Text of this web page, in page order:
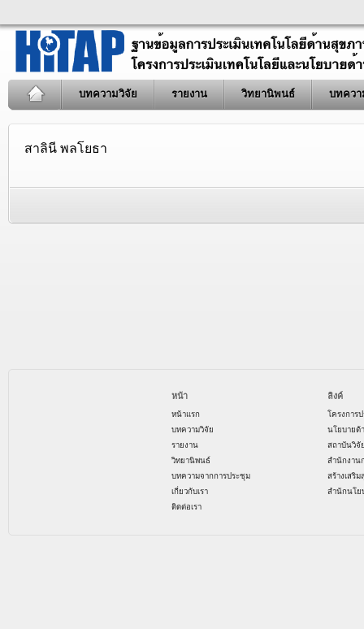
บทความวิจัย รายงาน วิทยานิพนธ์ บทควา
สาลินี พลโยธา
หน้า
หน้าแรก
บทความวิจัย
รายงาน
วิทยานิพนธ์
บทความจากการประชุม
เกี่ยวกับเรา
ติดต่อเรา
ลิงค์
โครงการ
นโยบายด้
สถาบันวิจั
สำนักงาน
สร้างเสริ
สำนักนโย